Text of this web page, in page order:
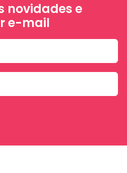
novidades e
e-mail